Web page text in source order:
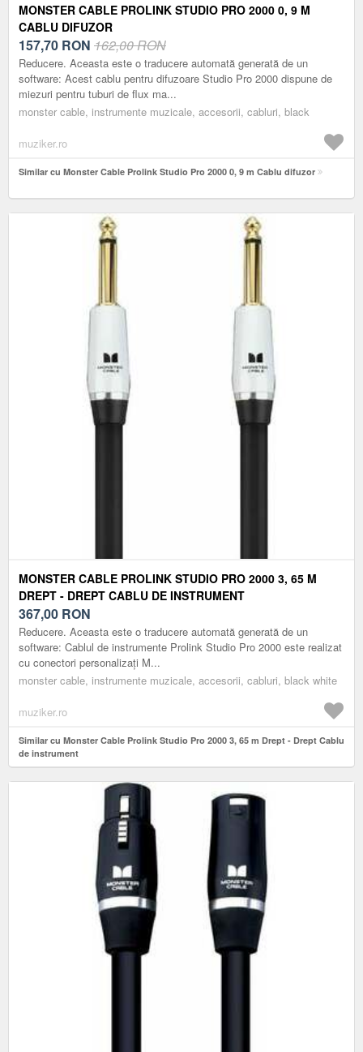
MONSTER CABLE PROLINK STUDIO PRO 2000 0, 9 M
CABLU DIFUZOR
157,70 RON 162,00 RON
Reducere. Aceasta este o traducere automată generată de un
software: Acest cablu pentru difuzoare Studio Pro 2000 dispune de
miezuri pentru tuburi de flux ma...
monster cable, instrumente muzicale, accesorii, cabluri, black
muziker.ro
Similar cu Monster Cable Prolink Studio Pro 2000 0, 9 m Cablu difuzor
MONSTER CABLE PROLINK STUDIO PRO 2000 3, 65 M
DREPT - DREPT CABLU DE INSTRUMENT
367,00 RON
Reducere. Aceasta este o traducere automată generată de un
software: Cablul de instrumente Prolink Studio Pro 2000 este realizat
cu conectori personalizați M...
monster cable, instrumente muzicale, accesorii, cabluri, black white
muziker.ro
Similar cu Monster Cable Prolink Studio Pro 2000 3, 65 m Drept - Drept Cablu
de instrument